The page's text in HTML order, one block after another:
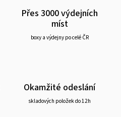
Přes 3000 výdejních
míst
boxy a výdejny po celé ČR
Okamžité odeslání
skladových položek do 12h